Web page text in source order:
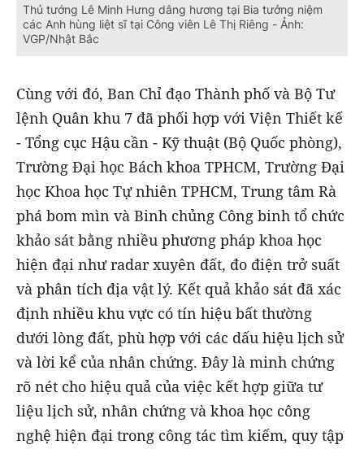
Thủ tướng Lê Minh Hưng dâng hương tại Bia tưởng niệm
các Anh hùng liệt sĩ tại Công viên Lê Thị Riêng - Ảnh:
VGP/Nhật Bắc
Cùng với đó, Ban Chỉ đạo Thành phố và Bộ Tư
lệnh Quân khu 7 đã phối hợp với Viện Thiết kế
- Tổng cục Hậu cần - Kỹ thuật (Bộ Quốc phòng),
Trường Đại học Bách khoa TPHCM, Trường Đại
học Khoa học Tự nhiên TPHCM, Trung tâm Rà
phá bom mìn và Binh chủng Công binh tổ chức
khảo sát bằng nhiều phương pháp khoa học
hiện đại như radar xuyên đất, đo điện trở suất
và phân tích địa vật lý. Kết quả khảo sát đã xác
định nhiều khu vực có tín hiệu bất thường
dưới lòng đất, phù hợp với các dấu hiệu lịch sử
và lời kể của nhân chứng. Đây là minh chứng
rõ nét cho hiệu quả của việc kết hợp giữa tư
liệu lịch sử, nhân chứng và khoa học công
nghệ hiện đại trong công tác tìm kiếm, quy tập